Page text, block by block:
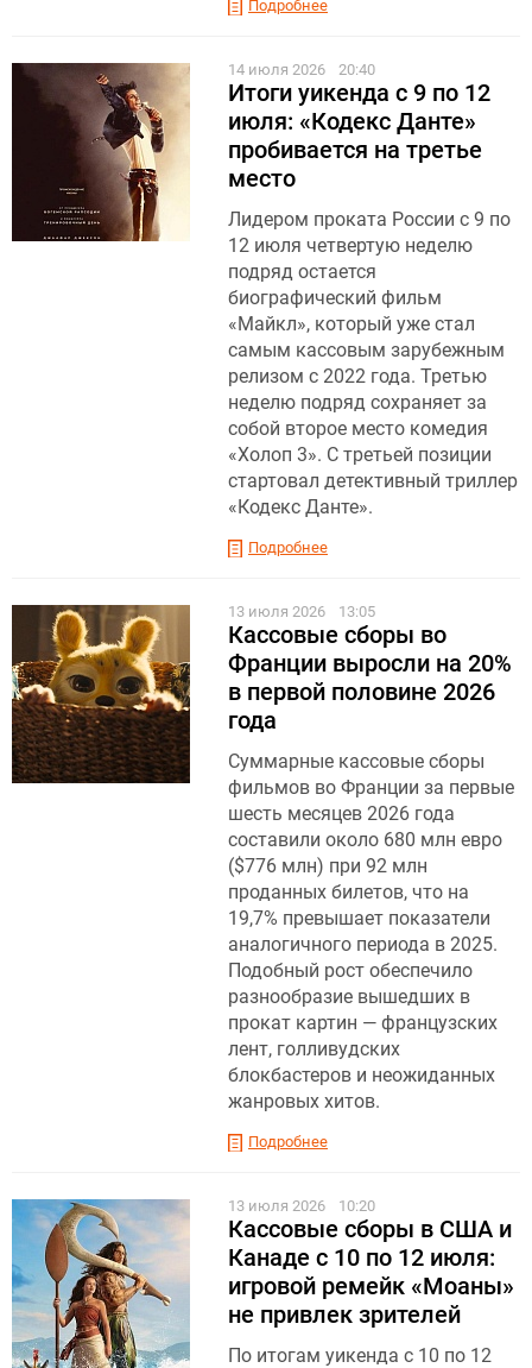
Подробнее
14 июля 2026 20:40
Итоги уикенда с 9 по 12
июля: «Кодекс Данте»
пробивается на третье
место
Лидером проката России с 9 по
12 июля четвертую неделю
подряд остается
биографический фильм
«Майкл», который уже стал
самым кассовым зарубежным
релизом с 2022 года. Третью
неделю подряд сохраняет за
собой второе место комедия
«Холоп 3». С третьей позиции
стартовал детективный триллер
«Кодекс Данте».
Подробнее
13 июля 2026 13:05
Кассовые сборы во
Франции выросли на 20%
в первой половине 2026
года
Суммарные кассовые сборы
фильмов во Франции за первые
шесть месяцев 2026 года
составили около 680 млн евро
($776 млн) при 92 млн
проданных билетов, что на
19,7% превышает показатели
аналогичного периода в 2025.
Подобный рост обеспечило
разнообразие вышедших в
прокат картин — французских
лент, голливудских
блокбастеров и неожиданных
жанровых хитов.
Подробнее
13 июля 2026 10:20
Кассовые сборы в США и
Канаде с 10 по 12 июля:
игровой ремейк «Моаны»
не привлек зрителей
По итогам уикенда с 10 по 12